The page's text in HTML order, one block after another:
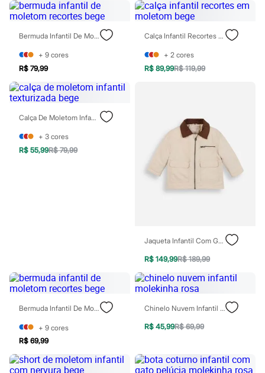
Camisetas e Regatas
Casacos e Jaquetas
Polos
Acessórios
Bolsas e Mochilas
Chapéus e Bonés
Cintos
Carteiras
Óculos
Relógios
Calçados
Botas
Chinelos
Sapatos
Cuecas
Meias
Pijamas
Moda praia
Plus size
Blusas e Camisetas
Calças
Camisas
Casacos e Jaquetas
Bermuda Infantil De Moletom Recortes Bege
+ 9 cores
R$ 79,99
Calça Infantil Recortes Em Moletom Bege
+ 2 cores
R$ 89,99R$ 119,99
Calça De Moletom Infantil Texturizada Bege
+ 3 cores
R$ 55,99R$ 79,99
Jaqueta Infantil Com Gola Cotelê Bege
R$ 149,99R$ 189,99
Bermuda Infantil De Moletom Recortes Bege
+ 9 cores
R$ 69,99
Chinelo Nuvem Infantil Molekinha Rosa
R$ 45,99R$ 69,99